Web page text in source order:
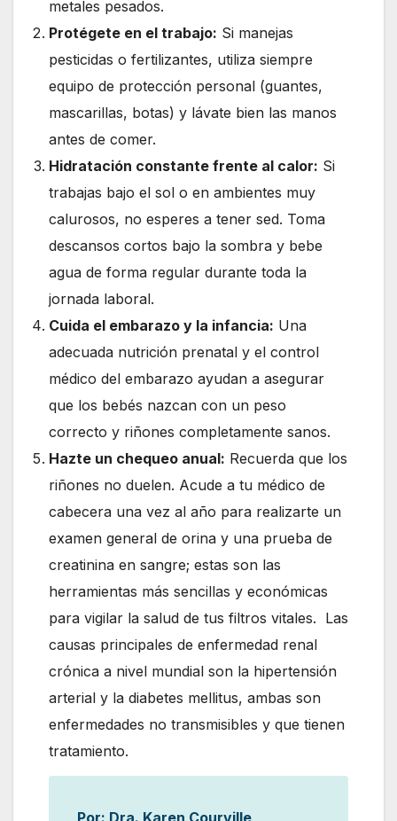
metales pesados.
Protégete en el trabajo: Si manejas
pesticidas o fertilizantes, utiliza siempre
equipo de protección personal (guantes,
mascarillas, botas) y lávate bien las manos
antes de comer.
Hidratación constante frente al calor: Si
trabajas bajo el sol o en ambientes muy
calurosos, no esperes a tener sed. Toma
descansos cortos bajo la sombra y bebe
agua de forma regular durante toda la
jornada laboral.
Cuida el embarazo y la infancia: Una
adecuada nutrición prenatal y el control
médico del embarazo ayudan a asegurar
que los bebés nazcan con un peso
correcto y riñones completamente sanos.
Hazte un chequeo anual: Recuerda que los
riñones no duelen. Acude a tu médico de
cabecera una vez al año para realizarte un
examen general de orina y una prueba de
creatinina en sangre; estas son las
herramientas más sencillas y económicas
para vigilar la salud de tus filtros vitales. Las
causas principales de enfermedad renal
crónica a nivel mundial son la hipertensión
arterial y la diabetes mellitus, ambas son
enfermedades no transmisibles y que tienen
tratamiento.